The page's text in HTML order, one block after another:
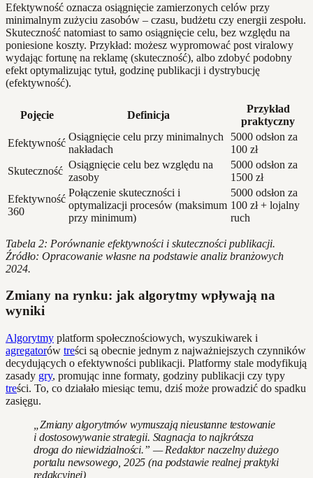
Efektywność oznacza osiągnięcie zamierzonych celów przy
minimalnym zużyciu zasobów – czasu, budżetu czy energii zespołu.
Skuteczność natomiast to samo osiągnięcie celu, bez względu na
poniesione koszty. Przykład: możesz wypromować post viralowy
wydając fortunę na reklamę (skuteczność), albo zdobyć podobny
efekt optymalizując tytuł, godzinę publikacji i dystrybucję
(efektywność).
Pojęcie Definicja
Przykład
praktyczny
Efektywność
Osiągnięcie celu przy minimalnych
nakładach
5000 odsłon za
100 zł
Skuteczność
Osiągnięcie celu bez względu na
zasoby
5000 odsłon za
1500 zł
Efektywność
360
Połączenie skuteczności i
optymalizacji procesów (maksimum
przy minimum)
5000 odsłon za
100 zł + lojalny
ruch
Tabela 2: Porównanie efektywności i skuteczności publikacji.
Źródło: Opracowanie własne na podstawie analiz branżowych
2024.
Zmiany na rynku: jak algorytmy wpływają na
wyniki
Algorytmy platform społecznościowych, wyszukiwarek i
agregatorów treści są obecnie jednym z najważniejszych czynników
decydujących o efektywności publikacji. Platformy stale modyfikują
zasady gry, promując inne formaty, godziny publikacji czy typy
treści. To, co działało miesiąc temu, dziś może prowadzić do spadku
zasięgu.
„Zmiany algorytmów wymuszają nieustanne testowanie
i dostosowywanie strategii. Stagnacja to najkrótsza
droga do niewidzialności.” — Redaktor naczelny dużego
portalu newsowego, 2025 (na podstawie realnej praktyki
redakcyjnej)